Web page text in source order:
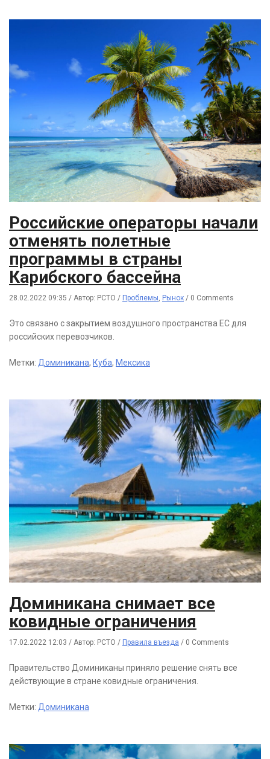
Российские операторы начали
отменять полетные
программы в страны
Карибского бассейна
28.02.2022 09:35 / Автор: РСТО / Проблемы, Рынок / 0 Comments
Это связано с закрытием воздушного пространства ЕС для
российских перевозчиков.
Метки: Доминикана, Куба, Мексика
Доминикана снимает все
ковидные ограничения
17.02.2022 12:03 / Автор: РСТО / Правила въезда / 0 Comments
Правительство Доминиканы приняло решение снять все
действующие в стране ковидные ограничения.
Метки: Доминикана